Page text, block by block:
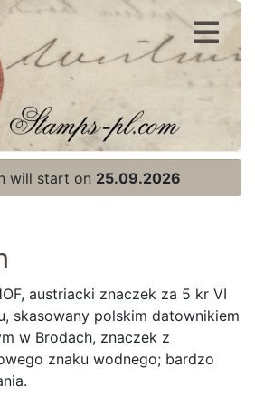
will start on 25.09.2026
austriacki znaczek za 5 kr VI
skasowany polskim datownikiem
w Brodach, znaczek z
znaku wodnego; bardzo